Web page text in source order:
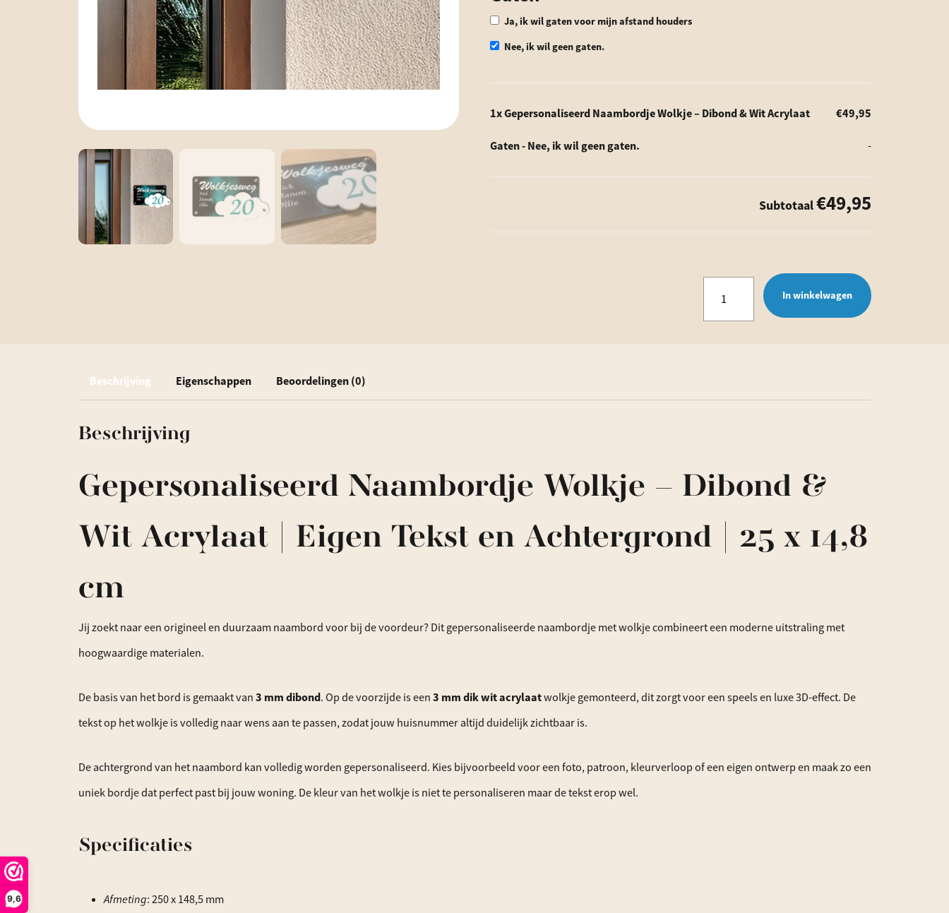
9,6
Ja, ik wil gaten voor mijn afstand houders
Nee, ik wil geen gaten.
1xGepersonaliseerd Naambordje Wolkje – Dibond & Wit Acrylaat €49,95
Gaten-Nee, ik wil geen gaten. -
Subtotaal€49,95
Gepersonaliseerd
aantal
In winkelwagen
Beschrijving Eigenschappen Beoordelingen (0)
Beschrijving
Gepersonaliseerd Naambordje Wolkje – Dibond &
Wit Acrylaat | Eigen Tekst en Achtergrond | 25 x 14,8
cm
Jij zoekt naar een origineel en duurzaam naambord voor bij de voordeur? Dit gepersonaliseerde naambordje met wolkje combineert een moderne uitstraling met
hoogwaardige materialen.
De basis van het bord is gemaakt van3 mm dibond. Op de voorzijde is een3 mm dik wit acrylaatwolkje gemonteerd, dit zorgt voor een speels en luxe 3D-effect. De
tekst op het wolkje is volledig naar wens aan te passen, zodat jouw huisnummer altijd duidelijk zichtbaar is.
De achtergrond van het naambord kan volledig worden gepersonaliseerd. Kies bijvoorbeeld voor een foto, patroon, kleurverloop of een eigen ontwerp en maak zo een
uniek bordje dat perfect past bij jouw woning. De kleur van het wolkje is niet te personaliseren maar de tekst erop wel.
Specificaties
Afmeting: 250 x 148,5 mm